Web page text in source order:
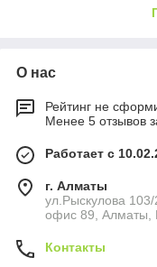
О нас
Рейтинг не
Менее 5 отзывов
Работает с
г. Алматы
ул.Рыскулова
офис 89, Алматы,
Контакты